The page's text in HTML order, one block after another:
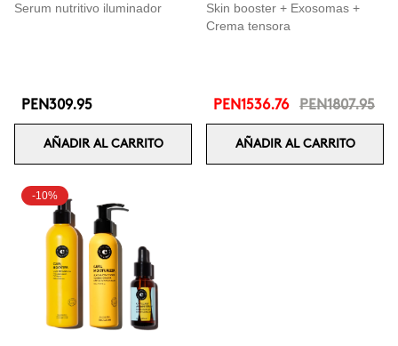
Serum nutritivo iluminador
PEN309.95
AÑADIR AL CARRITO
Skin booster + Exosomas +
Crema tensora
PEN1536.76 PEN1807.95
AÑADIR AL CARRITO
-10%